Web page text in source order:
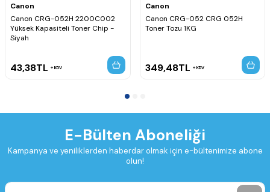
Canon
Canon CRG-052H 2200C002
Yüksek Kapasiteli Toner Chip -
Siyah
43,38TL KDV
Canon
Canon CRG-052 CRG 052H
Toner Tozu 1KG
349,48TL KDV
E-Bülten Aboneliği
Kampanya ve yeniliklerden haberdar olmak için e-bültenimize abone
olun!